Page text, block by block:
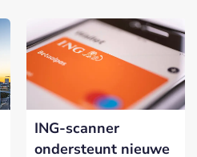
ING-scanner
ondersteunt nieuwe